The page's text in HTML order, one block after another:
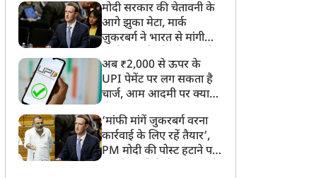
मोदी सरकार की चेतावनी के
आगे झुका मेटा, मार्क
ज़ुकरबर्ग ने भारत से मांगी
अब ₹2,000 से ऊपर के
UPI पेमेंट पर लग सकता है
चार्ज, आम आदमी पर क्या
‘मांफी मांगें जुकरबर्ग वरना
कार्रवाई के लिए रहें तैयार’,
PM मोदी की पोस्ट हटाने पर